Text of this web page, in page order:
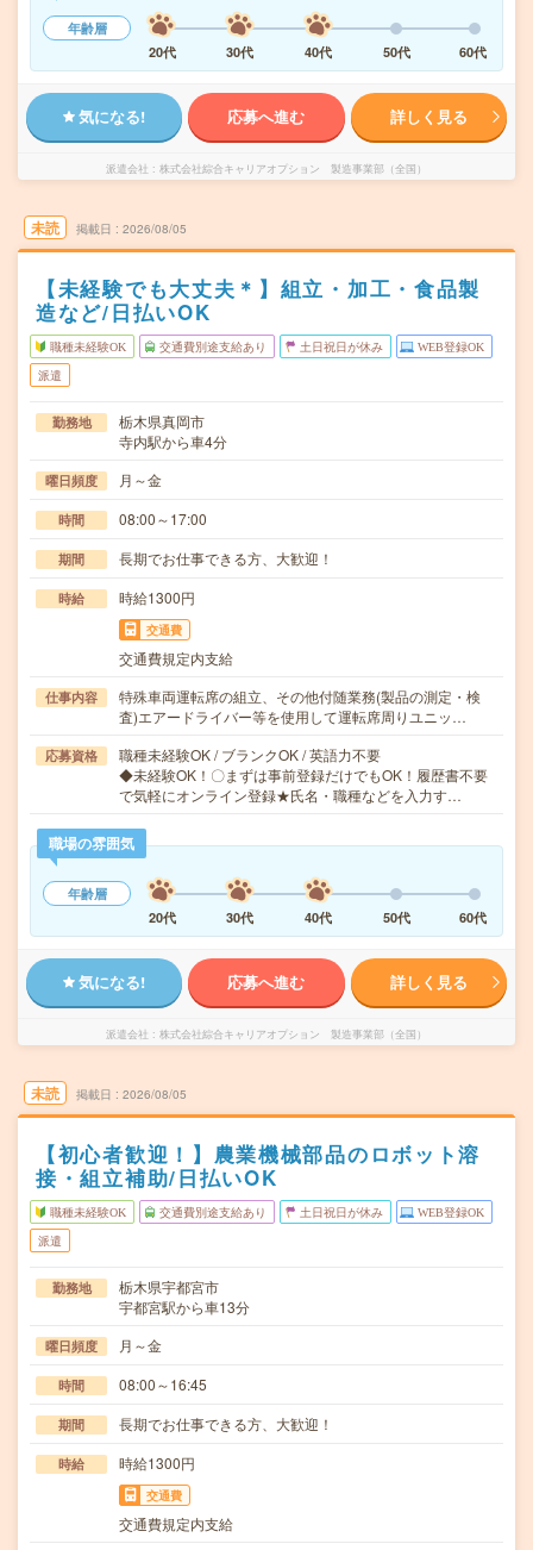
年齢層
20代
30代 40代 50代 60代
気になる! 応募へ進む 詳しく見る
派遣会社 株式会社綜合キャリアオプション 製造事業部（全国）
未読 掲載日 2026/08/05
【未経験でも大丈夫＊】組立・加工・食品製
造など/日払いOK
職種未経験OK 交通費別途支給あり 土日祝日が休み WEB登録OK
派遣
勤務地
栃木県真岡市
寺内駅から車4分
曜日頻度 月～金
時間 08:00～17:00
期間 長期でお仕事できる方、大歓迎！
時給 時給1300円
交通費
交通費規定内支給
仕事内容
特殊車両運転席の組立、その他付随業務(製品の測定・検
査)エアードライバー等を使用して運転席周りユニッ…
応募資格
職種未経験OK / ブランクOK / 英語力不要
◆未経験OK！〇まずは事前登録だけでもOK！履歴書不要
で気軽にオンライン登録★氏名・職種などを入力す…
職場の雰囲気
年齢層
20代
30代 40代 50代 60代
気になる! 応募へ進む 詳しく見る
派遣会社 株式会社綜合キャリアオプション 製造事業部（全国）
未読 掲載日 2026/08/05
【初心者歓迎！】農業機械部品のロボット溶
接・組立補助/日払いOK
職種未経験OK 交通費別途支給あり 土日祝日が休み WEB登録OK
派遣
勤務地
栃木県宇都宮市
宇都宮駅から車13分
曜日頻度 月～金
時間 08:00～16:45
期間 長期でお仕事できる方、大歓迎！
時給 時給1300円
交通費
交通費規定内支給